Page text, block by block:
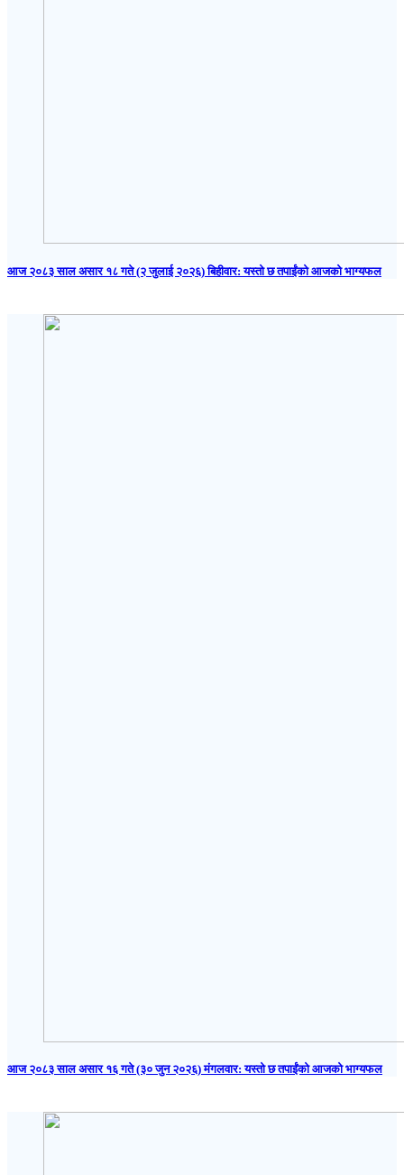
आज २०८३ साल असार १८ गते (२ जुलाई २०२६) बिहीवार: यस्तो छ तपाईंको आजको भाग्यफल
आज २०८३ साल असार १६ गते (३० जुन २०२६) मंगलवार: यस्तो छ तपाईंको आजको भाग्यफल